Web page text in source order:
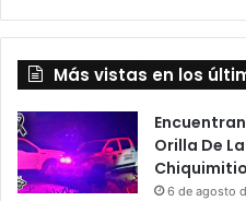
Más vistas en los
Orilla De
Chiquimitio
6 de agosto